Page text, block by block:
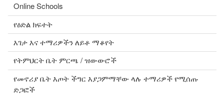
Online Schools
የዕድል ክፍተት
እገታ እና ተማሪዎችን ለይቶ ማቆየት
የትምህርት ቤት ምርጫ / ዝውውሮች
የመኖሪያ ቤት እጦት ችግር እያጋምማቸው ላሉ ተማሪዎች የሚሰጡ
ድጋፎች